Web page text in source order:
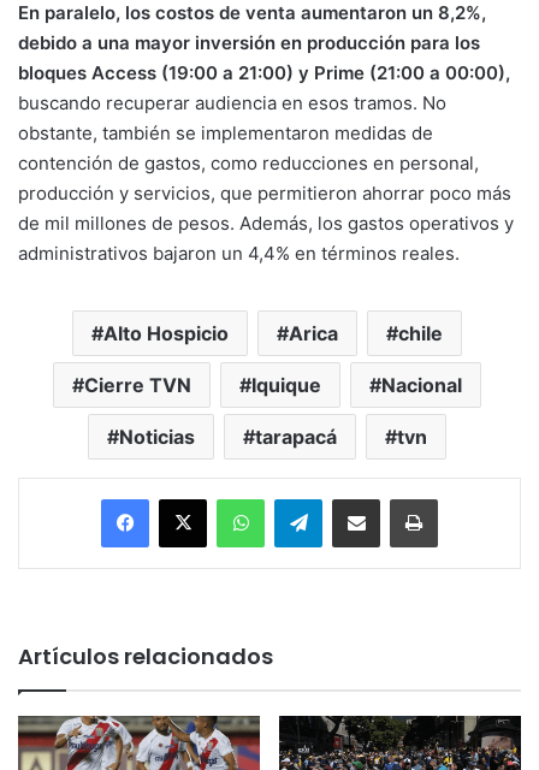
En paralelo, los costos de venta aumentaron un 8,2%,
debido a una mayor inversión en producción para los
bloques Access (19:00 a 21:00) y Prime (21:00 a 00:00),
buscando recuperar audiencia en esos tramos. No
obstante, también se implementaron medidas de
contención de gastos, como reducciones en personal,
producción y servicios, que permitieron ahorrar poco más
de mil millones de pesos. Además, los gastos operativos y
administrativos bajaron un 4,4% en términos reales.
Alto Hospicio Arica chile
Cierre TVN Iquique Nacional
Noticias tarapacá tvn
Facebook
X WhatsAppTelegramEnviar vía email Imprimir
Artículos relacionados